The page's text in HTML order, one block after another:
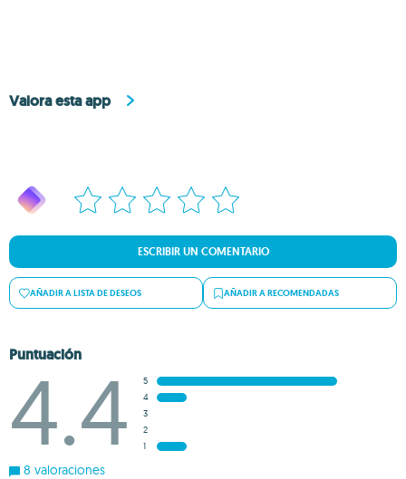
Valora esta app
ESCRIBIR UN COMENTARIO
AÑADIR A LISTA DE DESEOS AÑADIR A RECOMENDADAS
Puntuación
4.4
5
4
3
2
1
8 valoraciones